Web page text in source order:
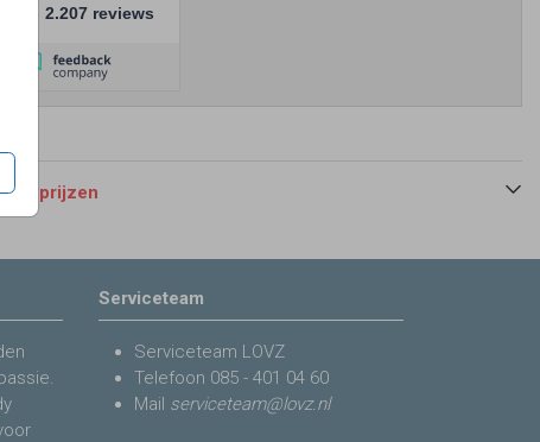
2.207 reviews
en prijzen
Serviceteam
Serviceteam LOVZ
Telefoon 085 - 401 04 60
Mail serviceteam@lovz.nl